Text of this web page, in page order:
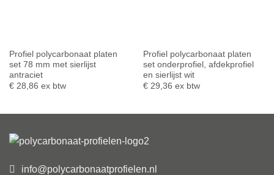
Profiel polycarbonaat platen
set 78 mm met sierlijst
antraciet
€28,86 ex btw
Profiel polycarbonaat platen
set onderprofiel, afdekprofiel
en sierlijst wit
€29,36 ex btw
info@polycarbonaatprofielen.nl